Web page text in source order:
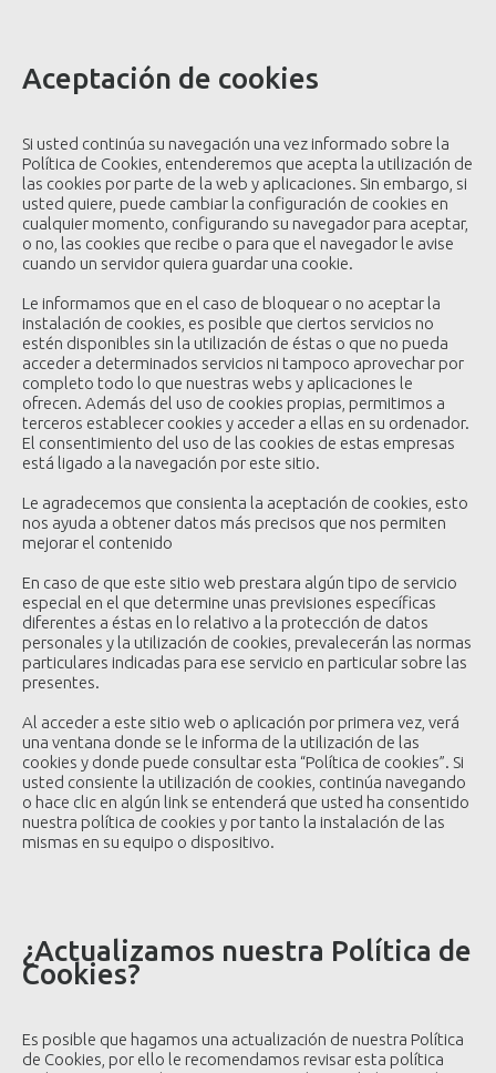
Aceptación de cookies
Si usted continúa su navegación una vez informado sobre la
Política de Cookies, entenderemos que acepta la utilización de
las cookies por parte de la web y aplicaciones. Sin embargo, si
usted quiere, puede cambiar la configuración de cookies en
cualquier momento, configurando su navegador para aceptar,
o no, las cookies que recibe o para que el navegador le avise
cuando un servidor quiera guardar una cookie.
Le informamos que en el caso de bloquear o no aceptar la
instalación de cookies, es posible que ciertos servicios no
estén disponibles sin la utilización de éstas o que no pueda
acceder a determinados servicios ni tampoco aprovechar por
completo todo lo que nuestras webs y aplicaciones le
ofrecen. Además del uso de cookies propias, permitimos a
terceros establecer cookies y acceder a ellas en su ordenador.
El consentimiento del uso de las cookies de estas empresas
está ligado a la navegación por este sitio.
Le agradecemos que consienta la aceptación de cookies, esto
nos ayuda a obtener datos más precisos que nos permiten
mejorar el contenido
En caso de que este sitio web prestara algún tipo de servicio
especial en el que determine unas previsiones específicas
diferentes a éstas en lo relativo a la protección de datos
personales y la utilización de cookies, prevalecerán las normas
particulares indicadas para ese servicio en particular sobre las
presentes.
Al acceder a este sitio web o aplicación por primera vez, verá
una ventana donde se le informa de la utilización de las
cookies y donde puede consultar esta “Política de cookies”. Si
usted consiente la utilización de cookies, continúa navegando
o hace clic en algún link se entenderá que usted ha consentido
nuestra política de cookies y por tanto la instalación de las
mismas en su equipo o dispositivo.
¿Actualizamos nuestra Política de
Cookies?
Es posible que hagamos una actualización de nuestra Política
de Cookies, por ello le recomendamos revisar esta política